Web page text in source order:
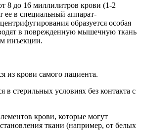
8 до 16 миллилитров крови (1-2
в специальный аппарат-
образуется особая
в поврежденную мышечную ткань
инъекции.
из крови самого пациента.
в стерильных условиях без контакта с
крови, которые могут
ткани (например, от белых